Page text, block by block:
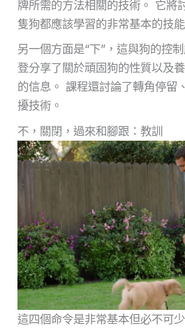
牌所需的方法相關的技術。 它將
隻狗都應該學習的非常基本的技能
另一個方面是“下”，這與狗的控
登分享了關於頑固狗的性質以及
的信息。 課程還討論了轉角停留
擾技術。
不，關閉，過來和腳跟：教訓
這四個命令是非常基本但必不可